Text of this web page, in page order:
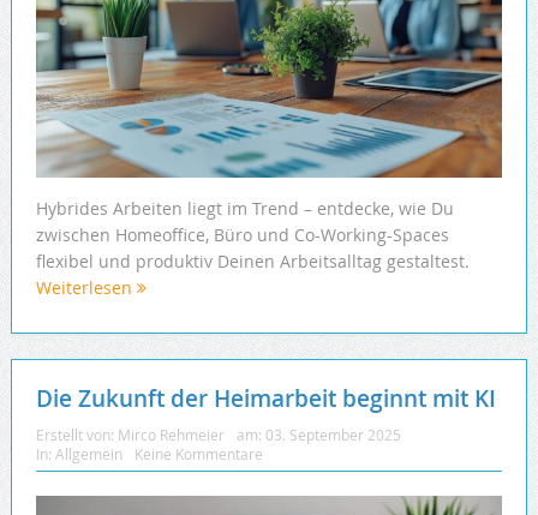
Hybrides Arbeiten liegt im Trend – entdecke, wie Du
zwischen Homeoffice, Büro und Co-Working-Spaces
flexibel und produktiv Deinen Arbeitsalltag gestaltest.
Weiterlesen
Die Zukunft der Heimarbeit beginnt mit KI
Erstellt von: Mirco Rehmeier am: 03. September 2025
In: Allgemein Keine Kommentare